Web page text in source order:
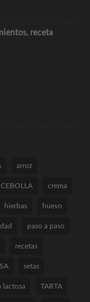
receta
arroz
CEBOLLA crema
hierbas huevo
paso a paso
recetas
setas
lactosa TARTA